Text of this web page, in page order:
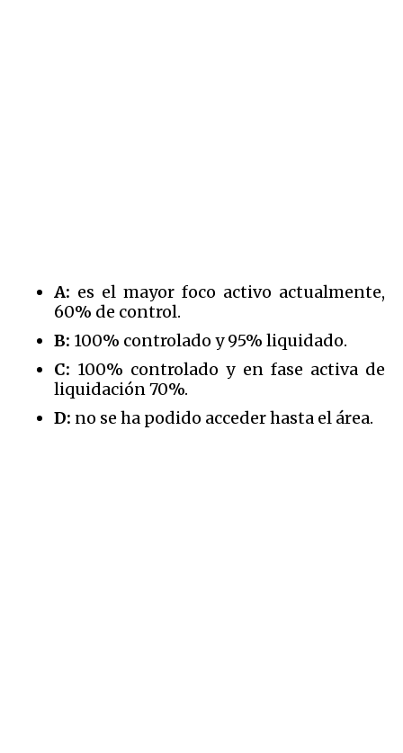
A: es el mayor foco activo actualmente,
60% de control.
B: 100% controlado y 95% liquidado.
C: 100% controlado y en fase activa de
liquidación 70%.
D: no se ha podido acceder hasta el área.